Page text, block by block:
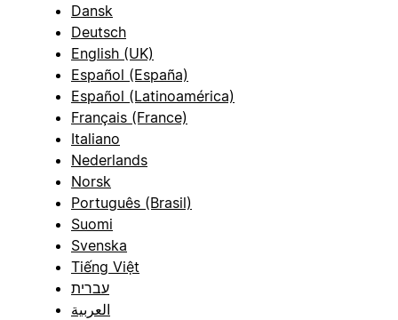
Dansk
Deutsch
English (UK)
Español (España)
Español (Latinoamérica)
Français (France)
Italiano
Nederlands
Norsk
Português (Brasil)
Suomi
Svenska
Tiếng Việt
עברית
العربية